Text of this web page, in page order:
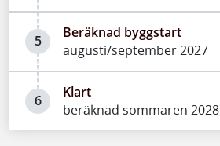
5
Beräknad byggstart
augusti/september 2027
6
Klart
beräknad sommaren 2028